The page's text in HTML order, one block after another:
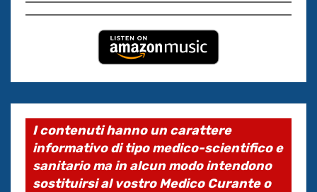
I contenuti hanno un carattere
informativo di tipo medico-scientifico e
sanitario ma in alcun modo intendono
sostituirsi al vostro Medico Curante o